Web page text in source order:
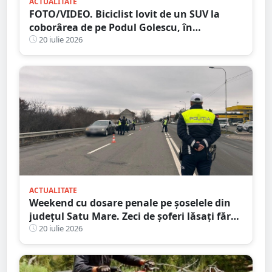
FOTO/VIDEO. Biciclist lovit de un SUV la
coborârea de pe Podul Golescu, în
municipiul Satu Mare. Șoferul: ”Pur și
simplu nu l-am văzut”
20 iulie 2026
ACTUALITATE
Weekend cu dosare penale pe șoselele din
județul Satu Mare. Zeci de șoferi lăsați fără
permise
20 iulie 2026